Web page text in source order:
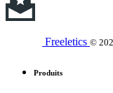
Freeletics ©
Produits